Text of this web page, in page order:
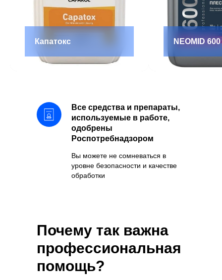
Капатокс NEOMID 600
Все средства и препараты,
используемые в работе,
одобрены
Роспотребнадзором
Вы можете не сомневаться в
уровне безопасности и качестве
обработки
Почему так важна
профессиональная
помощь?